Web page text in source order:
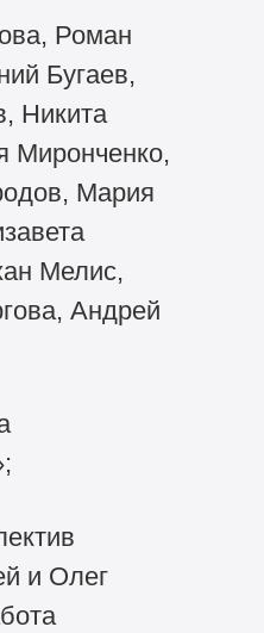
Роман
Бугаев,
Никита
Миронченко,
Мария
Мелис,
Андрей
и Олег